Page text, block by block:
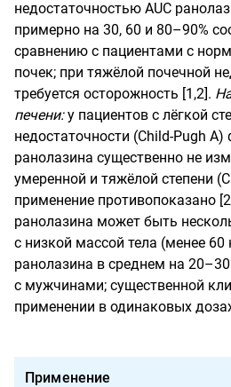
недостаточностью AUC
примерно на 30, 60 и 80–90%
сравнению с пациентами с
почек; при тяжёлой почечной
требуется осторожность [1,2].
печени:у пациентов с лёгкой
недостаточности (Child-Pugh
ранолазина существенно не
умеренной и тяжёлой степени
применение противопоказано
ранолазина может быть
с низкой массой тела (менее 60
ранолазина в среднем на
с мужчинами; существенной
применении в одинаковых
Применение